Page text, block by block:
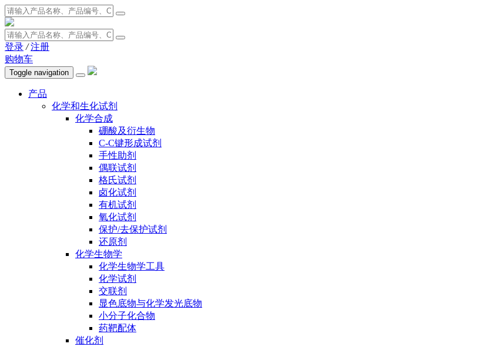
登录 / 注册
购物车
Toggle navigation
产品
化学和生化试剂
化学合成
硼酸及衍生物
C-C键形成试剂
手性助剂
偶联试剂
格氏试剂
卤化试剂
有机试剂
氧化试剂
保护/去保护试剂
还原剂
化学生物学
化学生物学工具
化学试剂
交联剂
显色底物与化学发光底物
小分子化合物
药靶配体
催化剂